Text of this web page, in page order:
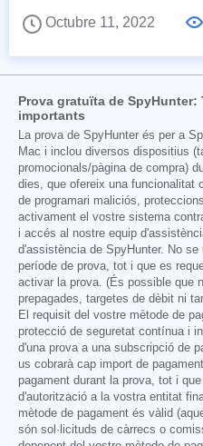
Octubre 11, 2022
Prova gratuïta de
importants
La prova de SpyHunter és per a
Mac i inclou diversos dispositius
promocionals/pàgina de compra)
dies, que ofereix una funcionalitat
de programari maliciós,
activament el vostre sistema
i accés al nostre equip
d'assistència de SpyHunter. No se
període de prova, tot i que es
activar la prova. (És possible que
prepagades, targetes de dèbit ni
El requisit del vostre mètode de
protecció de seguretat contínua i
d'una prova a una subscripció de
us cobrarà cap import de
pagament durant la prova, tot i
d'autorització a la vostra entitat
mètode de pagament és vàlid
són sol·licituds de càrrecs o